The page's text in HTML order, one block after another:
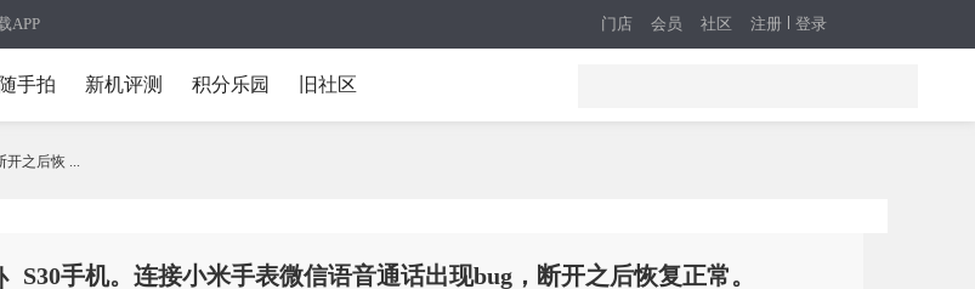
APP 注册 登录
门店 会员 社区
随手拍 新机评测 积分乐园 旧社区
开之后恢 ...
S30手机。连接小米手表微信语音通话出现bug，断开之后恢复正常。